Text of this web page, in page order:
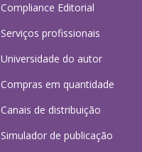
Compliance Editorial
Serviços profissionais
Universidade do autor
Compras em quantidade
Canais de distribuição
Simulador de publicação